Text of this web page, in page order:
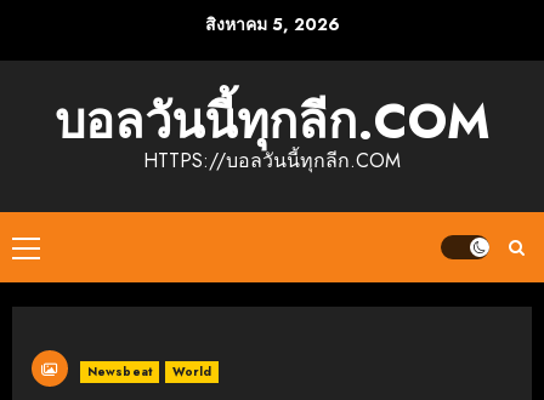
สิงหาคม 5, 2026
บอลวันนี้ทุกลีก.COM
HTTPS://บอลวันนี้ทุกลีก.COM
Primary
Menu
Newsbeat World